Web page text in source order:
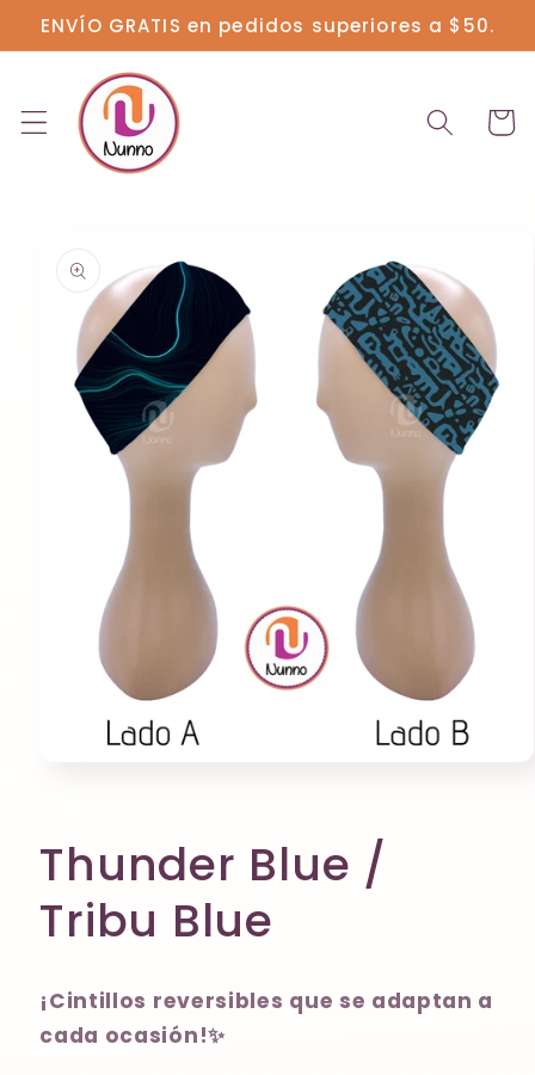
directamente
al contenido
ENVÍO GRATIS en pedidos superiores a $50.
información
del producto
una
ventana
Thunder Blue /
Tribu Blue
¡Cintillos reversibles que se adaptan a
cada ocasión!✨